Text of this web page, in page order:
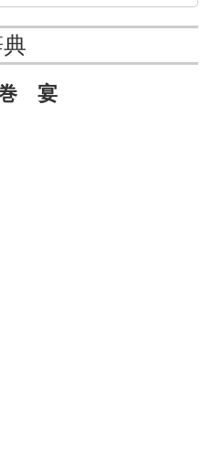
巻 宴